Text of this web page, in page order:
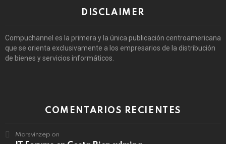
DISCLAIMER
Compuchannel es la primera y la única publicación centroamericana
que se orienta exclusivamente a los empresarios de la distribución
de bienes y servicios informáticos.
COMENTARIOS RECIENTES
Marsvinzep on